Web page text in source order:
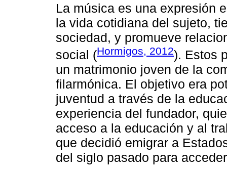
La música es una expresión
la vida cotidiana del sujeto,
sociedad, y promueve
social (Hormigos, 2012). Estos
un matrimonio joven de la
filarmónica. El objetivo era
juventud a través de la
experiencia del fundador,
acceso a la educación y al
que decidió emigrar a
del siglo pasado para